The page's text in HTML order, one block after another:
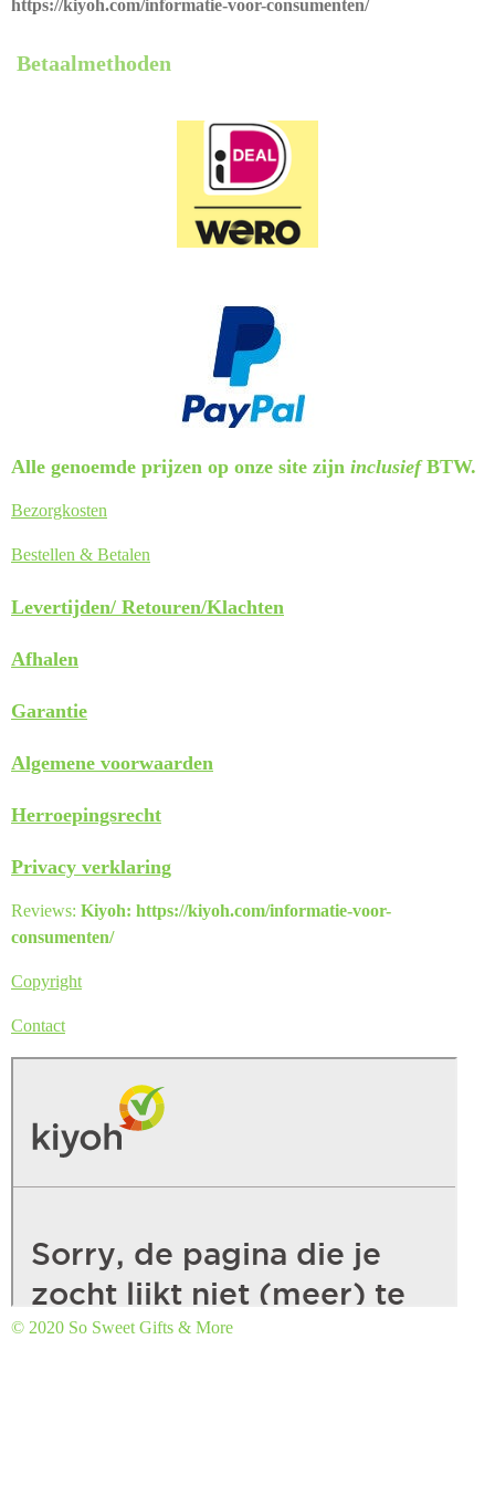
https://kiyoh.com/informatie-voor-consumenten/
Betaalmethoden
Alle genoemde prijzen op onze site zijn inclusiefBTW.
Bezorgkosten
Bestellen & Betalen
Levertijden/ Retouren/Klachten
Afhalen
Garantie
Algemene voorwaarden
Herroepingsrecht
Privacy verklaring
Reviews: Kiyoh: https://kiyoh.com/informatie-voor-
consumenten/
Copyright
Contact
© 2020 So Sweet Gifts & More